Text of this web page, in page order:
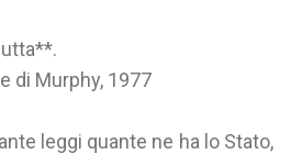
di Murphy, 1977
leggi quante ne ha lo Stato,